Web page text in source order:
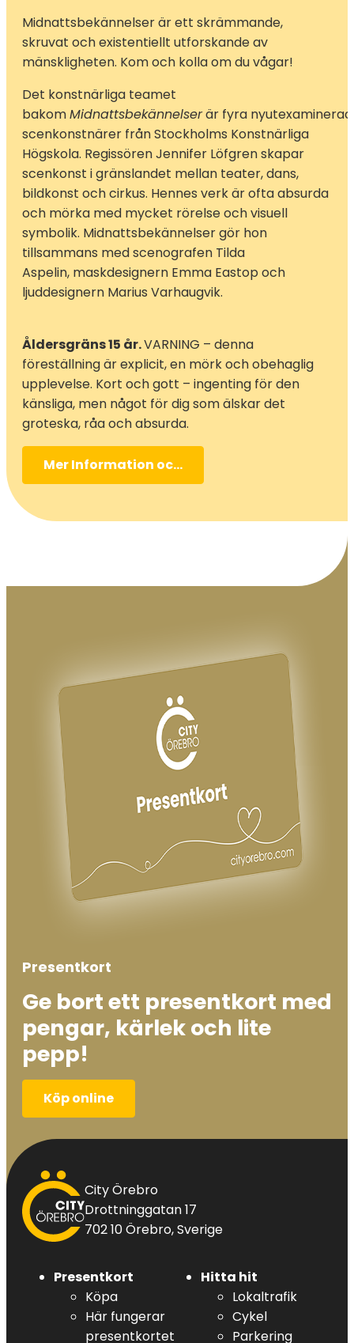
Midnattsbekännelser är ett skrämmande,
skruvat och existentiellt utforskande av
mänskligheten. Kom och kolla om du vågar!
Det konstnärliga teamet
bakomMidnattsbekännelserär fyra
scenkonstnärer från Stockholms Konstnärliga
Högskola. Regissören Jennifer Löfgren skapar
scenkonst i gränslandet mellan teater, dans,
bildkonst och cirkus. Hennes verk är ofta absurda
och mörka med mycket rörelse och visuell
symbolik. Midnattsbekännelser gör hon
tillsammans med scenografen Tilda
Aspelin, maskdesignern Emma Eastop och
ljuddesignern Marius Varhaugvik.
Åldersgräns 15 år.VARNING – denna
föreställning är explicit, en mörk och obehaglig
upplevelse. Kort och gott – ingenting för den
känsliga, men något för dig som älskar det
groteska, råa och absurda.
Mer Information och biljetter
Presentkort
Ge bort ett presentkort med
pengar, kärlek och lite
pepp!
Köp online
City
Örebro
City Örebro
Drottninggatan 17
702 10 Örebro, Sverige
Presentkort
Köpa
Här fungerar
presentkortet
Hitta hit
Lokaltrafik
Cykel
Parkering